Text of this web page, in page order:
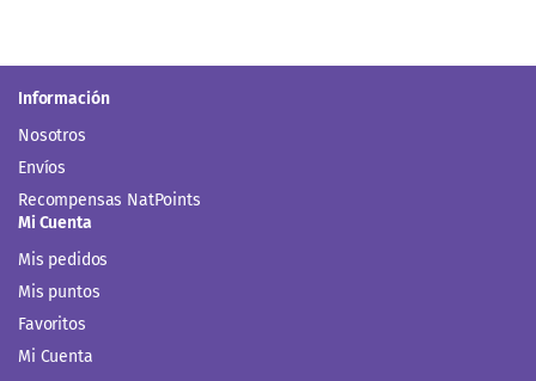
Información
Nosotros
Envíos
Recompensas NatPoints
Mi Cuenta
Mis pedidos
Mis puntos
Favoritos
Mi Cuenta